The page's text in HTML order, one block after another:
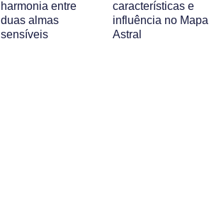
harmonia entre
duas almas
sensíveis
características e
influência no Mapa
Astral